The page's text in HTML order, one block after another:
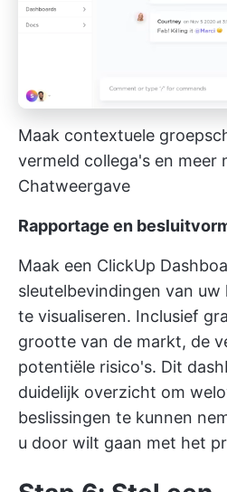
Maak contextuele
vermeld collega's en meer
Chatweergave
Rapportage en
Maak een ClickUp
sleutelbevindingen van uw
te visualiseren. Inclusief
grootte van de markt, de
potentiële risico's. Dit
duidelijk overzicht om
beslissingen te kunnen
u door wilt gaan met het